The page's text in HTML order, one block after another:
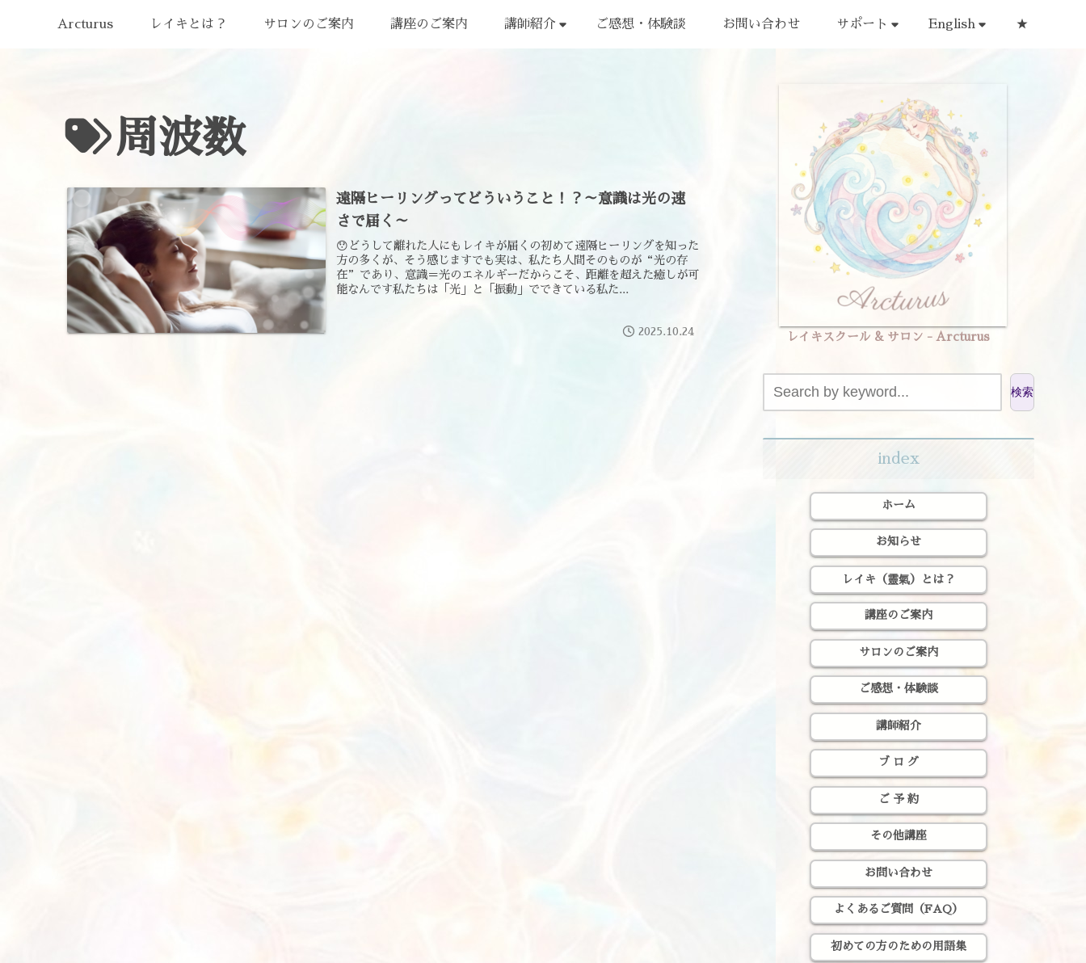
Arcturus レイキとは？ サロンのご案内 講座のご案内 講師紹介 ご感想・体験談 お問い合わせ サポート English ★
周波数
遠隔ヒーリングってどういうこと！？～意識は光の速
さで届く～
😯どうして離れた人にもレイキが届くの初めて遠隔ヒーリングを知った
方の多くが、そう感じますでも実は、私たち人間そのものが“光の存
在”であり、意識＝光のエネルギーだからこそ、距離を超えた癒しが可
能なんです私たちは「光」と「振動」でできている私た...
2025.10.24 レイキスクール & サロン - Arcturus
検索
index
ホーム
お知らせ
レイキ（靈氣）とは？
講座のご案内
サロンのご案内
ご感想・体験談
講師紹介
ブ ロ グ
ご 予 約
その他講座
お問い合わせ
よくあるご質問（FAQ）
初めての方のための用語集